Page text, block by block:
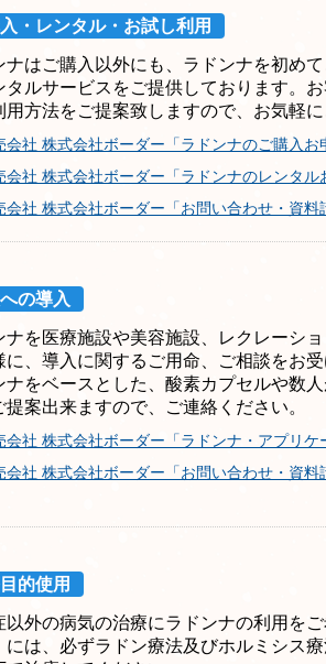
・レンタル・お試し利用
ナはご購入以外にも、ラドンナを初め
タルサービスをご提供しております。
用方法をご提案致しますので、お気軽
会社 株式会社ボーダー「ラドンナのご購入お
会社 株式会社ボーダー「ラドンナのレンタル
会社 株式会社ボーダー「お問い合わせ・資料
の導入
ナを医療施設や美容施設、レクレーシ
に、導入に関するご用命、ご相談をお
ナをベースとした、酸素カプセルや数
提案出来ますので、ご連絡ください。
会社 株式会社ボーダー「ラドンナ・アプリケ
会社 株式会社ボーダー「お問い合わせ・資
的使用
以外の病気の治療にラドンナの利用を
には、必ずラドン療法及びホルミシス